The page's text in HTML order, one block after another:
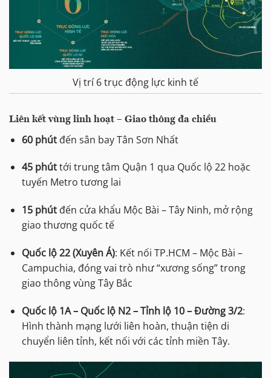
Vị trí 6 trục động lực kinh tế
Liên kết vùng linh hoạt – Giao thông đa chiều
60 phútđến sân bay Tân Sơn Nhất
45 phúttới trung tâm Quận 1 qua Quốc lộ 22 hoặc
tuyến Metro tương lai
15 phútđến cửa khẩu Mộc Bài – Tây Ninh, mở rộng
giao thương quốc tế
Quốc lộ 22 (Xuyên Á): Kết nối TP.HCM – Mộc Bài –
Campuchia, đóng vai trò như “xương sống” trong
giao thông vùng Tây Bắc
Quốc lộ 1A – Quốc lộ N2 – Tỉnh lộ 10 – Đường 3/2:
Hình thành mạng lưới liên hoàn, thuận tiện di
chuyển liên tỉnh, kết nối với các tỉnh miền Tây.